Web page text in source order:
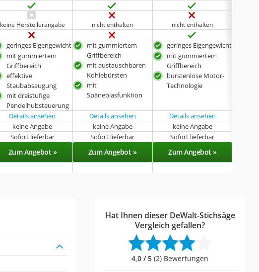
keine Herstellerangabe nicht enthalten nicht enthalten
geringes Eigengewicht
mit gummiertem
Griffbereich
effektive
Staubabsaugung
mit dreistufige
Pendelhubsteuerung
mit gummiertem
Griffbereich
mit austauschbaren
Kohlebürsten
mit
Späneblasfunktion
geringes Eigengewicht
mit gummiertem
Griffbereich
bürstenlose Motor-
Technologie
Details ansehen Details ansehen Details ansehen
keine Angabe keine Angabe keine Angabe
Sofort lieferbar Sofort lieferbar Sofort lieferbar
Zum Angebot » Zum Angebot » Zum Angebot »
Hat Ihnen dieser DeWalt-Stichsäge
Vergleich gefallen?
4,0 / 5 (2) Bewertungen